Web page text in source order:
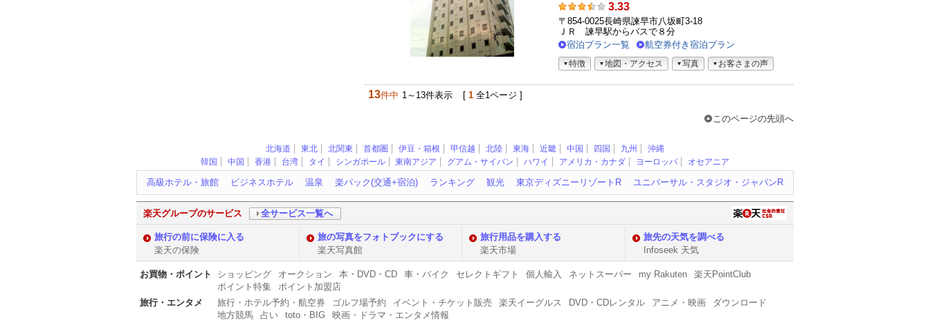
お
客
さ
ま
声
3.33
〒854-0025長崎県諫早市八坂町3-18
ＪＲ 諫早駅からバスで８分
宿泊プラン一覧
航空券付き宿泊プラン
特徴 地図・アクセス 写真 お客さまの声
13件中 1～13件表示 [ 1 全1ページ ]
このページの先頭へ
北海道 東北 北関東 首都圏 伊豆・箱根 甲信越 北陸 東海 近畿 中国 四国 九州
沖縄
韓国
中国 香港 台湾 タイ シンガポール 東南アジア グアム・サイパン ハワイ アメリカ・カナダ ヨーロッパ オセアニア
キ
ワ
ー
ド
高級ホテル・旅館 ビジネスホテル 温泉 楽パック(交通+宿泊) ランキング 観光 東京ディズニーリゾートR ユニバーサル・スタジオ・ジャパンR
楽天グループのサービス 全サービス一覧へ
旅行の前に保険に入る
楽天の保険
旅の写真をフォトブックにする
楽天写真館
旅行用品を購入する
楽天市場
旅先の天気を調べる
Infoseek 天気
お買物・ポイント ショッピング オークション 本・DVD・CD 車・バイク セレクトギフト 個人輸入 ネットスーパー my Rakuten
楽天PointClub
ポイント特集
ポイント加盟店
旅行・エンタメ
旅行・ホテル予約・航空券 ゴルフ場予約 イベント・チケット販売 楽天イーグルス DVD・CDレンタル アニメ・映画
ダウンロード
地方競馬
占い toto・BIG 映画・ドラマ・エンタメ情報